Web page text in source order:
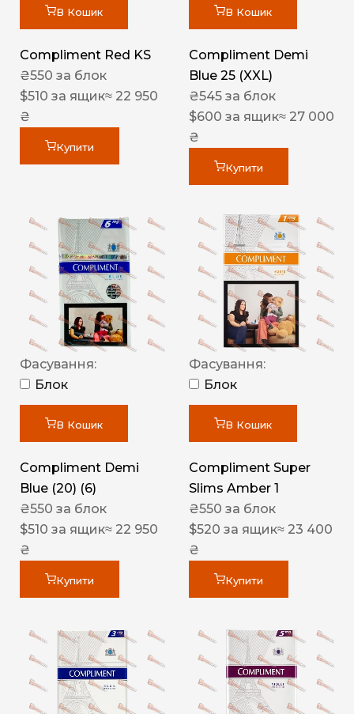
В Кошик
Compliment Red KS
₴550 за блок
$510 за ящик≈ 22 950
₴
Купити
В Кошик
Compliment Demi
Blue 25 (XXL)
₴545 за блок
$600 за ящик≈ 27 000
₴
Купити
Фасування:
Блок
В Кошик
Compliment Demi
Blue (20) (6)
₴550 за блок
$510 за ящик≈ 22 950
₴
Купити
Фасування:
Блок
В Кошик
Compliment Super
Slims Amber 1
₴550 за блок
$520 за ящик≈ 23 400
₴
Купити